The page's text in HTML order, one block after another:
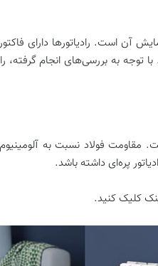
آن است. رادیاتورها دارای
به بررسی‌های انجام گرفته،
مقاومت فولاد نسبت به
پره‌ای داشته باشد.
کلیک کنید.